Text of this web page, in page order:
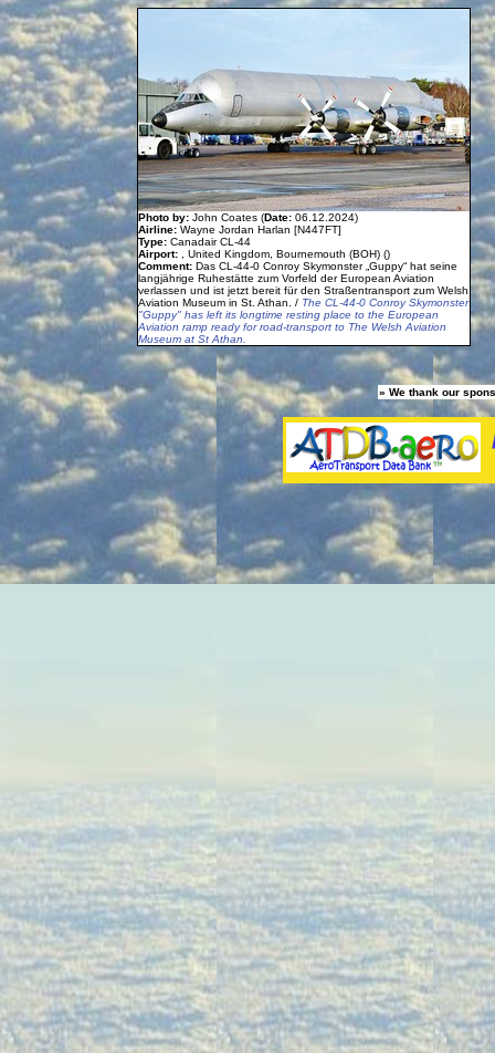
Photo by: John Coates (Date: 06.12.2024)
Airline: Wayne Jordan Harlan [N447FT]
Type: Canadair CL-44
Airport:
, United Kingdom, Bournemouth (BOH) ()
Comment: Das CL-44-0 Conroy Skymonster „Guppy“ hat seine
langjährige Ruhestätte zum Vorfeld der European Aviation
verlassen und ist jetzt bereit für den Straßentransport zum Welsh
Aviation Museum in St. Athan. / The CL-44-0 Conroy Skymonster
"Guppy" has left its longtime resting place to the European
Aviation ramp ready for road-transport to The Welsh Aviation
Museum at St Athan.
» We thank our